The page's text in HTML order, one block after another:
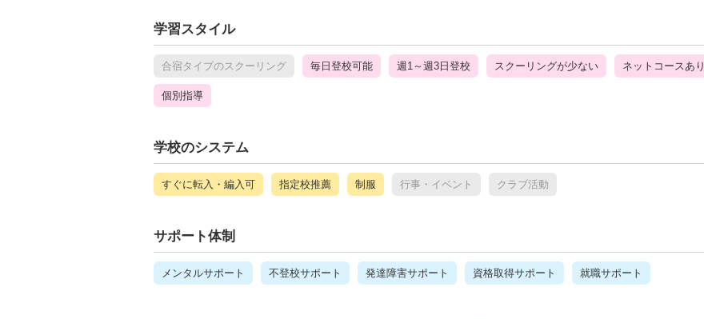
学習スタイル
合宿タイプのスクーリング 毎日登校可能 週1～週3日登校 スクーリングが少ない ネットコースあり
個別指導
学校のシステム
すぐに転入・編入可 指定校推薦 制服 行事・イベント クラブ活動
サポート体制
メンタルサポート 不登校サポート 発達障害サポート 資格取得サポート 就職サポート